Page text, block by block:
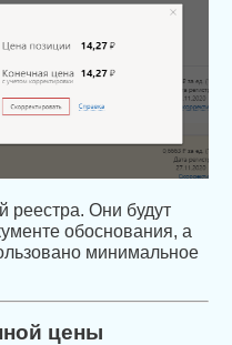
реестра. Они будут
обоснования, а
минимальное
цены